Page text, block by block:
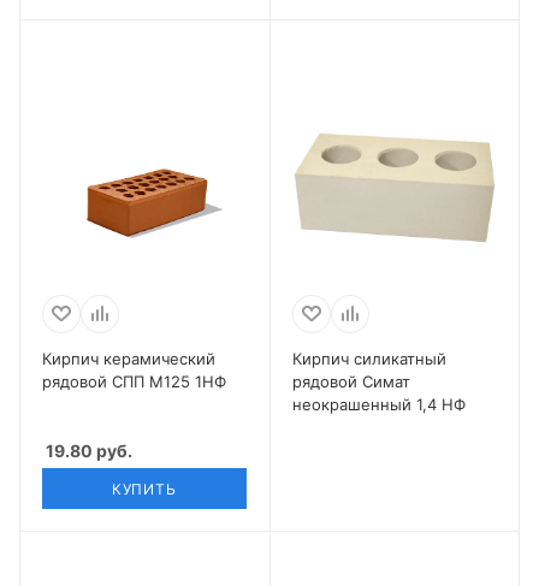
Кирпич керамический
рядовой СПП М125 1НФ
19.80 руб.
КУПИТЬ
Кирпич силикатный
рядовой Симат
неокрашенный 1,4 НФ